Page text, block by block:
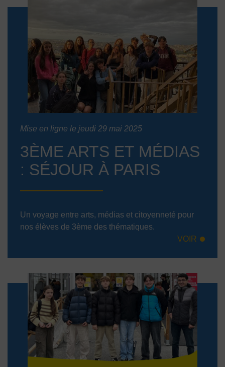
Mise en ligne le jeudi 29 mai 2025
3ÈME ARTS ET MÉDIAS
: SÉJOUR À PARIS
Un voyage entre arts, médias et citoyenneté pour
nos élèves de 3ème des thématiques.
VOIR